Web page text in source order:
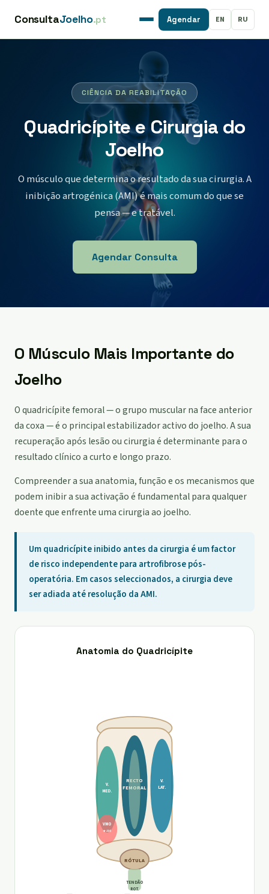
ConsultaJoelho.pt Agendar EN RU
CIÊNCIA DA REABILITAÇÃO
Quadricípite e Cirurgia do
Joelho
O músculo que determina o resultado da sua cirurgia. A
inibição artrogénica (AMI) é mais comum do que se
pensa — e tratável.
Agendar Consulta
O Músculo Mais Importante do
Joelho
O quadricípite femoral — o grupo muscular na face anterior
da coxa — é o principal estabilizador activo do joelho. A sua
recuperação após lesão ou cirurgia é determinante para o
resultado clínico a curto e longo prazo.
Compreender a sua anatomia, função e os mecanismos que
podem inibir a sua activação é fundamental para qualquer
doente que enfrente uma cirurgia ao joelho.
Um quadricípite inibido antes da cirurgia é um factor
de risco independente para artrofibrose pós-
operatória. Em casos seleccionados, a cirurgia deve
ser adiada até resolução da AMI.
Anatomia do Quadricípite
RECTO
FEMORAL
V.
LAT.
V.
MED.
RÓTULA
TENDÃO
ROT.
VMO
★ AMI